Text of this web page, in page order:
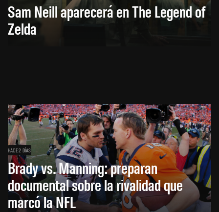
Sam Neill aparecerá en The Legend of
Zelda
HACE 2 DÍAS
Brady vs. Manning: preparan
documental sobre la rivalidad que
marcó la NFL